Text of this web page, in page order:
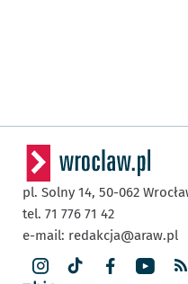
pl. Solny 14, 50-062
tel. 71 776 71 42
e-mail: redakcja@araw.pl